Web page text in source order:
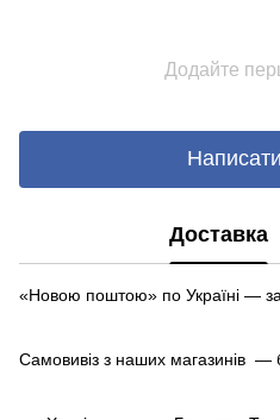
Додайте
Доставка
«Новою поштою» по Україні —
Самовивіз з наших магазинів —